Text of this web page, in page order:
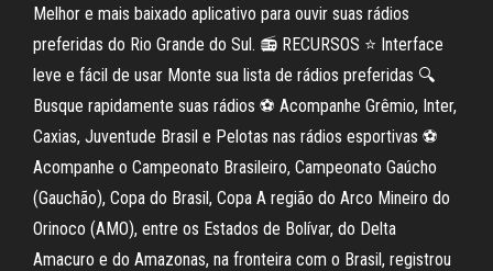
Melhor e mais baixado aplicativo para ouvir suas rádios
preferidas do Rio Grande do Sul. 📻 RECURSOS ⭐ Interface
leve e fácil de usar Monte sua lista de rádios preferidas 🔍
Busque rapidamente suas rádios ⚽ Acompanhe Grêmio, Inter,
Caxias, Juventude Brasil e Pelotas nas rádios esportivas ⚽
Acompanhe o Campeonato Brasileiro, Campeonato Gaúcho
(Gauchão), Copa do Brasil, Copa A região do Arco Mineiro do
Orinoco (AMO), entre os Estados de Bolívar, do Delta
Amacuro e do Amazonas, na fronteira com o Brasil, registrou